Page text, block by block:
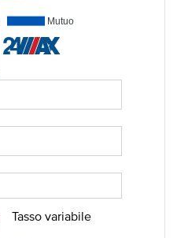
Mutuo
Tasso variabile